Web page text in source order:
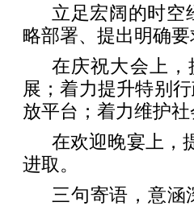
立足宏阔的时空
略部署、提出明确
在庆祝大会上
展；着力提升特别
放平台；着力维护社
在欢迎晚宴上，
进取。
三句寄语，意涵